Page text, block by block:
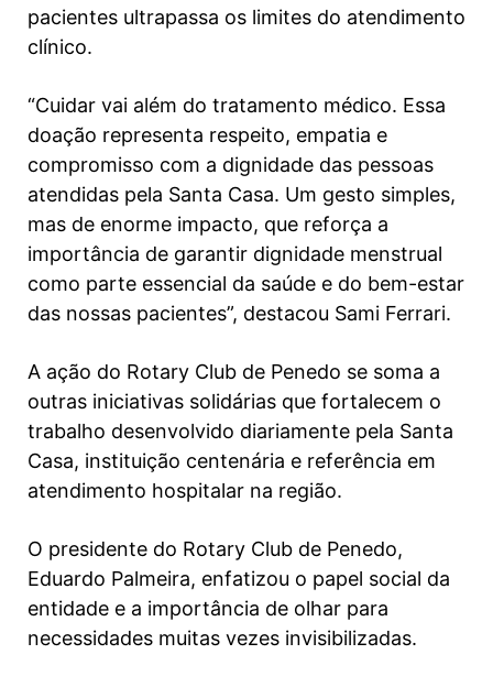
pacientes ultrapassa os limites do atendimento
clínico.
“Cuidar vai além do tratamento médico. Essa
doação representa respeito, empatia e
compromisso com a dignidade das pessoas
atendidas pela Santa Casa. Um gesto simples,
mas de enorme impacto, que reforça a
importância de garantir dignidade menstrual
como parte essencial da saúde e do bem-estar
das nossas pacientes”, destacou Sami Ferrari.
A ação do Rotary Club de Penedo se soma a
outras iniciativas solidárias que fortalecem o
trabalho desenvolvido diariamente pela Santa
Casa, instituição centenária e referência em
atendimento hospitalar na região.
O presidente do Rotary Club de Penedo,
Eduardo Palmeira, enfatizou o papel social da
entidade e a importância de olhar para
necessidades muitas vezes invisibilizadas.